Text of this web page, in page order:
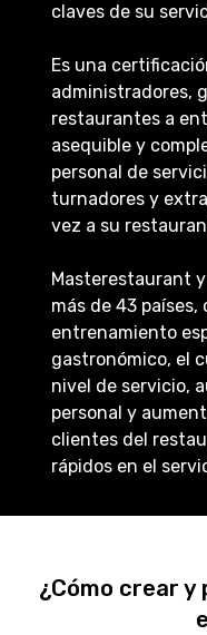
claves de su
Es una
administradores,
restaurantes a
asequible y
personal de
turnadores y
vez a su
Masterestaurant
más de 43
entrenamiento
gastronómico, el
nivel de servicio,
personal y
clientes del
rápidos en el
¿Cómo crear